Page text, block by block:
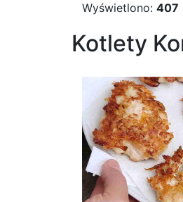
Wyświetlono: 407
Kotlety